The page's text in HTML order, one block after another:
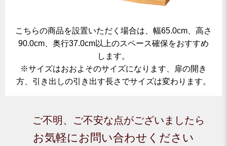
こちらの商品を設置いただく場合は、幅65.0cm、高さ
90.0cm、奥行37.0cm以上のスペース確保をおすすめ
します。
※サイズはおおよそのサイズになります、扉の開き
方、引き出しの引き出す長さでサイズは変わります。
ご不明、ご不安な点がございましたら
お気軽にお問い合わせください